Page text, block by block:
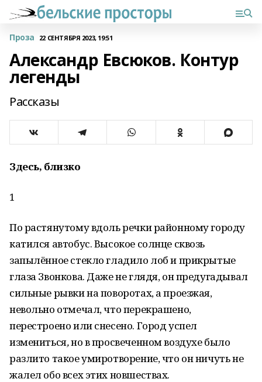
Проза 22 СЕНТЯБРЯ 2023, 19:51
Александр Евсюков. Контур
легенды
Рассказы
Здесь, близко
1
По растянутому вдоль речки районному городу
катился автобус. Высокое солнце сквозь
запылённое стекло гладило лоб и прикрытые
глаза Звонкова. Даже не глядя, он предугадывал
сильные рывки на поворотах, а проезжая,
невольно отмечал, что перекрашено,
перестроено или снесено. Город успел
измениться,но в просвеченном воздухе было
разлито такое умиротворение, что он ничуть не
жалел обо всех этих новшествах.